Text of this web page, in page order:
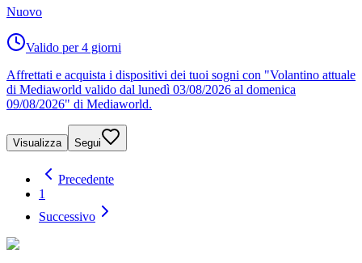
Nuovo
Valido per 4 giorni
Affrettati e acquista i dispositivi dei tuoi sogni con "Volantino attuale
di Mediaworld valido dal lunedì 03/08/2026 al domenica
09/08/2026" di Mediaworld.
Visualizza Segui
Precedente
1
Successivo